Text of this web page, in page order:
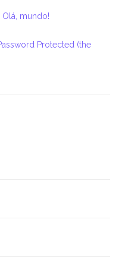
Olá, mundo!
Protected (the